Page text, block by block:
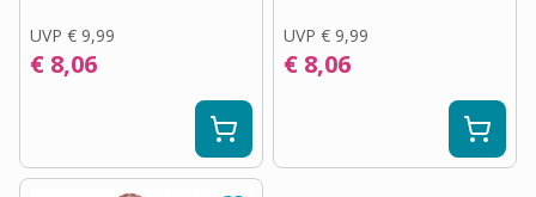
UVP € 9,99
€ 8,06
UVP € 9,99
€ 8,06